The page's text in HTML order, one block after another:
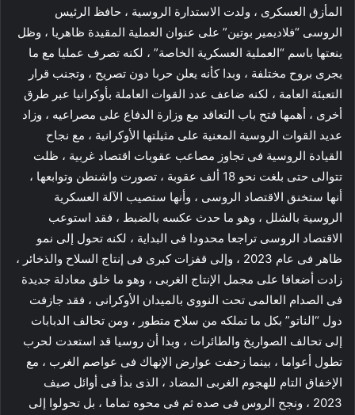
المأزق العسكرى ، ولدت الاستدارة الروسية ، حافظ الرئيس
الروسى “فلاديمير بوتين” على عنوان العملية المقيدة ظاهريا ، وظل
ينعتها باسم “العملية العسكرية الخاصة” ، لكنه تصرف عمليا مع ما
يجرى بروح مختلفة ، وبدا كأنه يعلن حربا دون تصريح ، وتجنب قرار
التعبئة العامة ، لكنه ضاعف عدد القوات العاملة بأوكرانيا عبر طرق
أخرى ، أهمها فتح باب التعاقد مع وزارة الدفاع على مصراعيه ، وزاد
عديد القوات الروسية المعنية على مثيلتها الأوكرانية ، مع نجاح
القيادة الروسية فى تجاوز مصاعب عقوبات اقتصاد غربية ، ظلت
تتوالى حتى بلغت نحو 18 ألف عقوبة ، تصورت واشنطن وتوابعها ،
أنها ستخنق الاقتصاد الروسى ، وأنها ستصيب الآلة العسكرية
الروسية بالشلل ، وهو ما حدث عكسه بالضبط ، فقد استوعب
الاقتصاد الروسى تراجعا محدودا فى البداية ، لكنه تحول إلى نمو
ظاهر فى عام 2023 ، وإلى قفزات كبرى فى إنتاج السلاح والذخائر ،
زادت أضعافا على مجمل الإنتاج الغربى ، وهو ما خلق معادلة جديدة
فى الصدام العالمى تحت النووى بالميدان الأوكرانى ، فقد جازفت
دول “الناتو” بكل ما تملكه من سلاح متطور ، ومن تحالف الدبابات
إلى تحالف الصواريخ والطائرات ، وبدا أن روسيا قد استعدت لحرب
تطول أعواما ، بينما زحفت عوارض الإنهاك فى عواصم الغرب ، مع
الإخفاق التام للهجوم الغربى المضاد ، الذى بدأ فى أوائل صيف
2023 ، ونجح الروس فى صده ثم فى محوه تماما ، بل تحولوا إلى